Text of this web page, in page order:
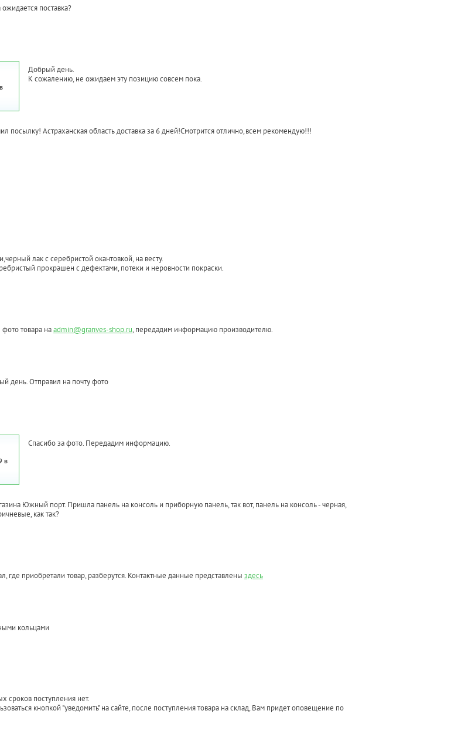
ожидается поставка?
Добрый день.
К сожалению, не ожидаем эту позицию совсем пока.
посылку! Астраханская область доставка за 6 дней!Смотрится отлично,всем рекомендую!!!
лак с серебристой окантовкой, на весту.
прокрашен с дефектами, потеки и неровности покраски.
товара наadmin@granves-shop.ru, передадим информацию производителю.
день. Отправил на почту фото
в
Спасибо за фото. Передадим информацию.
Южный порт. Пришла панель на консоль и приборную панель, так вот, панель на консоль - черная,
как так?
где приобретали товар, разберутся. Контактные данные представлены здесь
кольцами
сроков поступления нет.
кнопкой "уведомить" на сайте, после поступления товара на склад, Вам придет оповещение по